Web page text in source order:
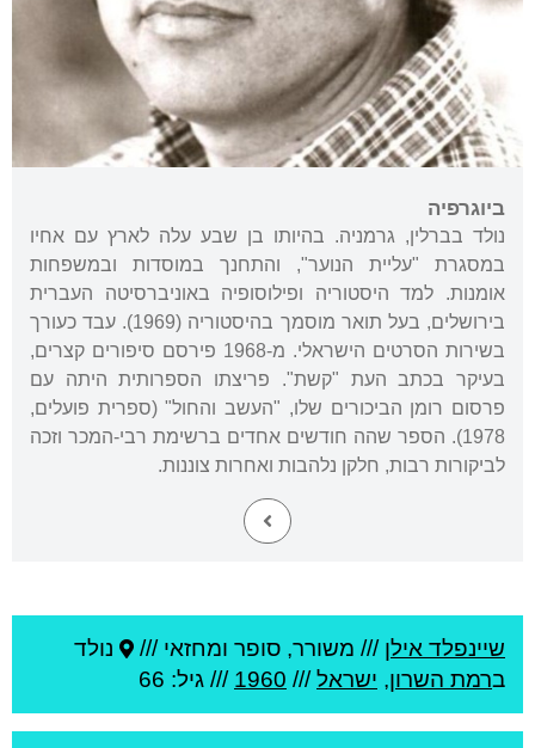
ביוגרפיה
נולד בברלין, גרמניה. בהיותו בן שבע עלה לארץ עם אחיו
במסגרת "עליית הנוער", והתחנך במוסדות ובמשפחות
אומנות. למד היסטוריה ופילוסופיה באוניברסיטה העברית
בירושלים, בעל תואר מוסמך בהיסטוריה (1969). עבד כעורך
בשירות הסרטים הישראלי. מ-1968 פירסם סיפורים קצרים,
בעיקר בכתב העת "קשת". פריצתו הספרותית היתה עם
פרסום רומן הביכורים שלו, "העשב והחול" (ספרית פועלים,
1978). הספר שהה חודשים אחדים ברשימת רבי-המכר וזכה
לביקורות רבות, חלקן נלהבות ואחרות צוננות.
שיינפלד אילן /// משורר, סופר ומחזאי ///
נולד
ברמת השרון, ישראל///
1960 /// גיל: 66